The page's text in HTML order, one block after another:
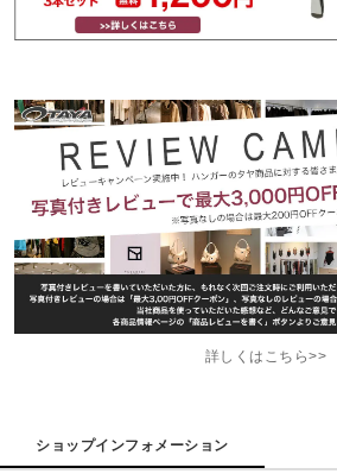
詳しくはこちら>>
ショップインフォメーション